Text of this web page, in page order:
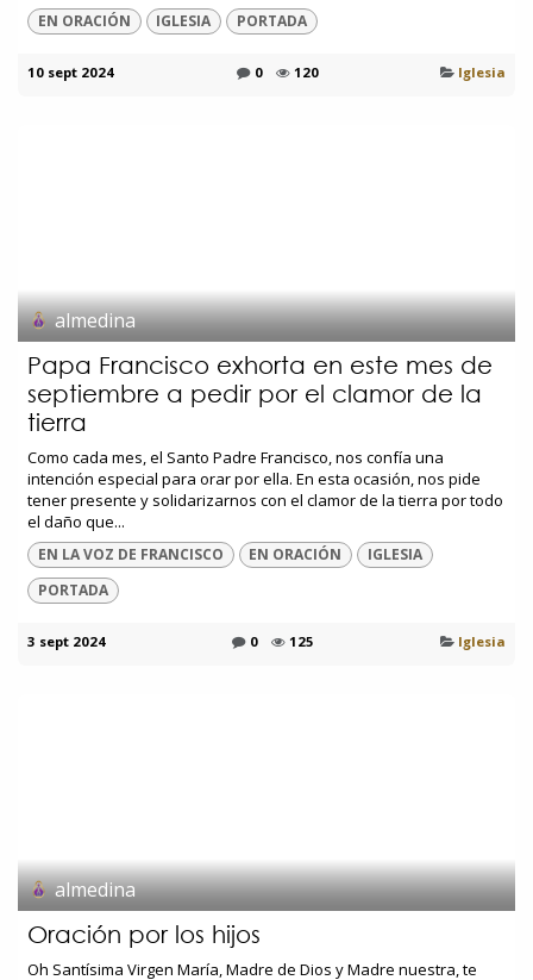
EN ORACIÓN IGLESIA PORTADA
10 sept 2024 0 120 Iglesia
almedina
Papa Francisco exhorta en este mes de
septiembre a pedir por el clamor de la
tierra
Como cada mes, el Santo Padre Francisco, nos confía una
intención especial para orar por ella. En esta ocasión, nos pide
tener presente y solidarizarnos con el clamor de la tierra por todo
el daño que...
EN LA VOZ DE FRANCISCO EN ORACIÓN
IGLESIA
PORTADA
3 sept 2024 0 125 Iglesia
almedina
Oración por los hijos
Oh Santísima Virgen María, Madre de Dios y Madre nuestra, te